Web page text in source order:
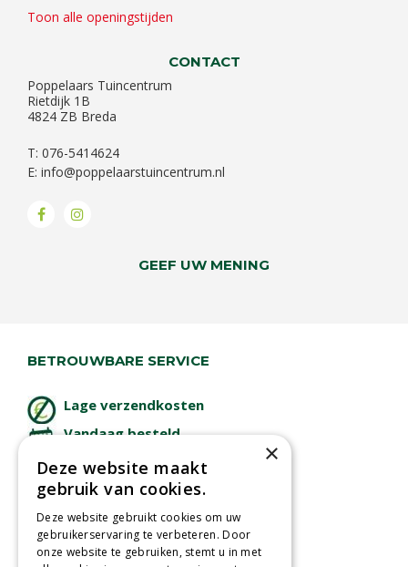
Toon alle openingstijden
CONTACT
Poppelaars Tuincentrum
Rietdijk 1B
4824 ZB Breda
T: 076-5414624
E: info@poppelaarstuincentrum.nl
GEEF UW MENING
BETROUWBARE SERVICE
Lage verzendkosten
Vandaag besteld
Afhalen in tuincentrum
Betaal veilig
met iDeal - Wero
×
Deze website maakt
gebruik van cookies.
Deze website gebruikt cookies om uw
gebruikerservaring te verbeteren. Door
onze website te gebruiken, stemt u in met